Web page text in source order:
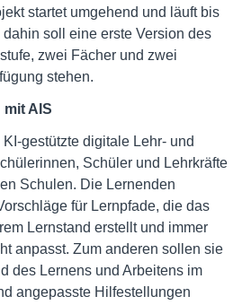
startet umgehend und läuft bis
soll eine erste Version des
zwei Fächer und zwei
stehen.
AIS
gestützte digitale Lehr- und
Schüler und Lehrkräfte
Schulen. Die Lernenden
für Lernpfade, die das
Lernstand erstellt und immer
anpasst. Zum anderen sollen sie
des Lernens und Arbeitens im
angepasste Hilfestellungen